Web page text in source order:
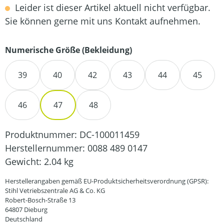
Leider ist dieser Artikel aktuell nicht verfügbar.
Sie können gerne mit uns Kontakt aufnehmen.
Numerische Größe (Bekleidung)auswählen
39 40 42 43 44 45
46 47 48
Produktnummer: DC-100011459
Herstellernummer: 0088 489 0147
Gewicht: 2.04 kg
Herstellerangaben gemäß EU-Produktsicherheitsverordnung (GPSR):
Stihl Vetriebszentrale AG & Co. KG
Robert-Bosch-Straße 13
64807 Dieburg
Deutschland